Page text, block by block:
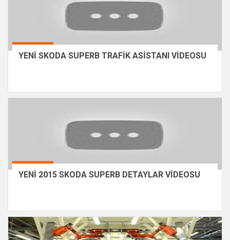
YENİ SKODA SUPERB TRAFİK ASİSTANI VİDEOSU
YENİ 2015 SKODA SUPERB DETAYLAR VİDEOSU